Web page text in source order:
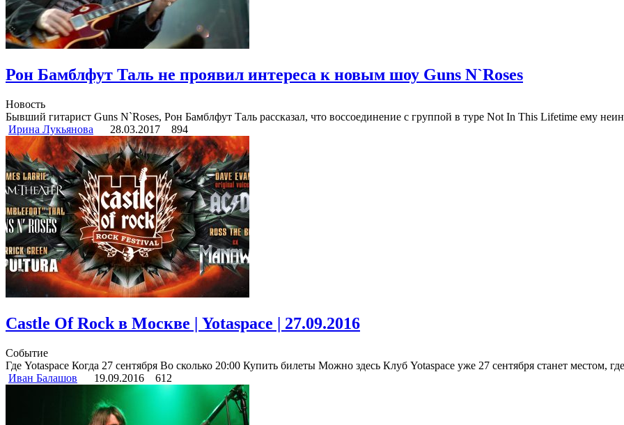
Рон Бамблфут Таль не проявил интереса к новым шоу Guns N`Roses
Новость
Бывший гитарист Guns N`Roses, Рон Бамблфут Таль рассказал, что воссоединение с группой в туре Not In This Lifetime ему
Ирина Лукьянова
28.03.2017 894
Castle Of Rock в Москве | Yotaspace | 27.09.2016
Событие
Где Yotaspace Когда 27 сентября Во сколько 20:00 Купить билеты Можно здесь Клуб Yotaspace уже 27 сентября станет местом,
Иван Балашов
19.09.2016 612